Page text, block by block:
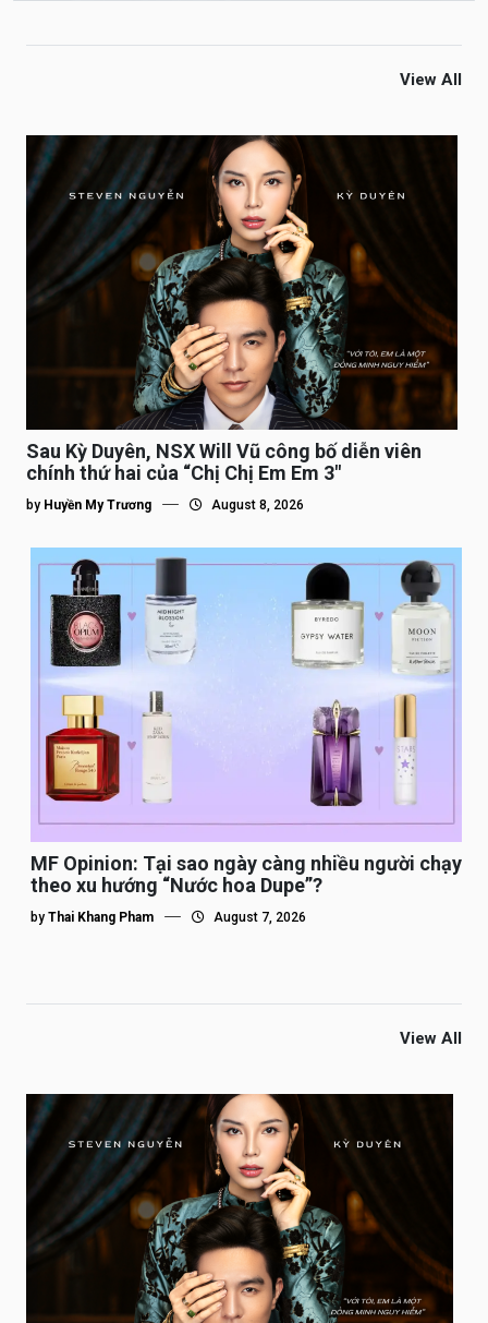
View All
Sau Kỳ Duyên, NSX Will Vũ công bố diễn viên
chính thứ hai của “Chị Chị Em Em 3″
by Huyền My Trương August 8, 2026
MF Opinion: Tại sao ngày càng nhiều người chạy
theo xu hướng “Nước hoa Dupe”?
by Thai Khang Pham August 7, 2026
View All